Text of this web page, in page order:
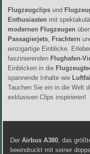
Flugzeugclips und
Enthusiasten mit
modernen Flugzeugen über
Passagierjets Frachtern
einzigartige Einblicke.
faszinierenden Flughafen-
Einblicken in die
spannende Inhalte wie
Tauchen Sie ein in die Welt
exklusiven Clips inspirieren!
DerAirbus A380 , das
beeindruckt mit seiner